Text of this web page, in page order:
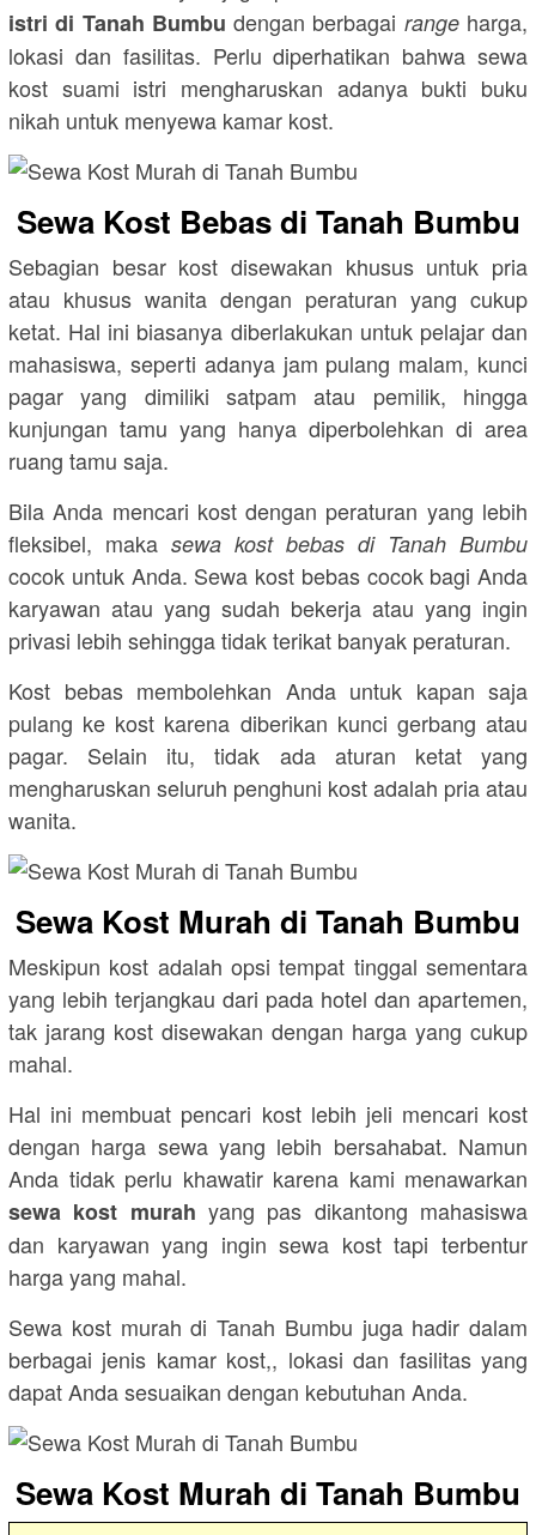
istri di Tanah Bumbu dengan berbagai range harga,
lokasi dan fasilitas. Perlu diperhatikan bahwa sewa
kost suami istri mengharuskan adanya bukti buku
nikah untuk menyewa kamar kost.
Sewa Kost Bebas di Tanah Bumbu
Sebagian besar kost disewakan khusus untuk pria
atau khusus wanita dengan peraturan yang cukup
ketat. Hal ini biasanya diberlakukan untuk pelajar dan
mahasiswa, seperti adanya jam pulang malam, kunci
pagar yang dimiliki satpam atau pemilik, hingga
kunjungan tamu yang hanya diperbolehkan di area
ruang tamu saja.
Bila Anda mencari kost dengan peraturan yang lebih
fleksibel, maka sewa kost bebas di Tanah Bumbu
cocok untuk Anda. Sewa kost bebas cocok bagi Anda
karyawan atau yang sudah bekerja atau yang ingin
privasi lebih sehingga tidak terikat banyak peraturan.
Kost bebas membolehkan Anda untuk kapan saja
pulang ke kost karena diberikan kunci gerbang atau
pagar. Selain itu, tidak ada aturan ketat yang
mengharuskan seluruh penghuni kost adalah pria atau
wanita.
Sewa Kost Murah di Tanah Bumbu
Meskipun kost adalah opsi tempat tinggal sementara
yang lebih terjangkau dari pada hotel dan apartemen,
tak jarang kost disewakan dengan harga yang cukup
mahal.
Hal ini membuat pencari kost lebih jeli mencari kost
dengan harga sewa yang lebih bersahabat. Namun
Anda tidak perlu khawatir karena kami menawarkan
sewa kost murah yang pas dikantong mahasiswa
dan karyawan yang ingin sewa kost tapi terbentur
harga yang mahal.
Sewa kost murah di Tanah Bumbu juga hadir dalam
berbagai jenis kamar kost,, lokasi dan fasilitas yang
dapat Anda sesuaikan dengan kebutuhan Anda.
Sewa Kost Murah di Tanah Bumbu